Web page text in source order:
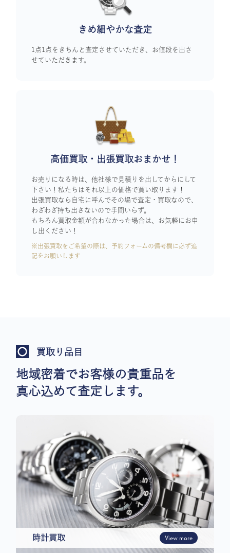
きめ細やかな査定
1点1点をきちんと査定させていただき、お値段を出さ
せていただきます。
高価買取・出張買取おまかせ！
お売りになる時は、他社様で見積りを出してからにして
下さい！私たちはそれ以上の価格で買い取ります！
出張買取なら自宅に呼んでその場で査定・買取なので、
わざわざ持ち出さないので手間いらず。
もちろん買取金額が合わなかった場合は、お気軽にお申
し出ください！
※出張買取をご希望の際は、予約フォームの備考欄に必ず追
記をお願いします
買取り品目
地域密着でお客様の貴重品を
真心込めて査定します。
時計買取 View more